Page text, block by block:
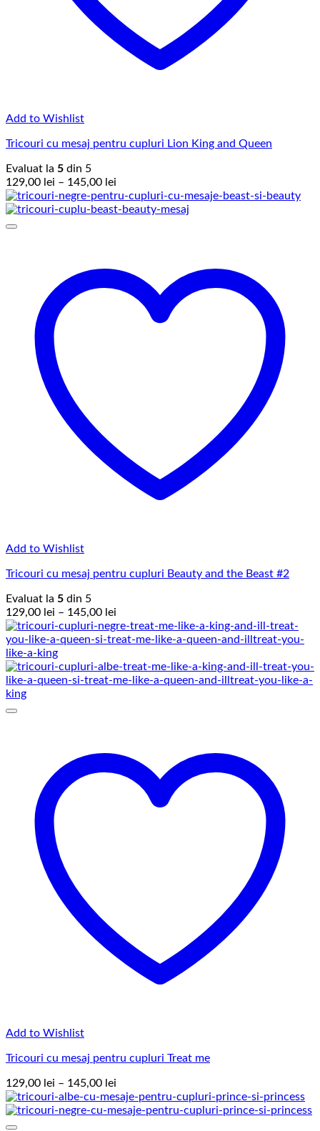
Add to Wishlist
Tricouri cu mesaj pentru cupluri Lion King and Queen
Evaluat la 5 din 5
129,00 lei – 145,00 lei
de
prețuri:
Add to Wishlist
Tricouri cu mesaj pentru cupluri Beauty and the Beast #2
Evaluat la 5 din 5
129,00 lei – 145,00 lei
de
prețuri:
până
la
Add to Wishlist
Tricouri cu mesaj pentru cupluri Treat me
129,00 lei – 145,00 lei
de
prețuri: